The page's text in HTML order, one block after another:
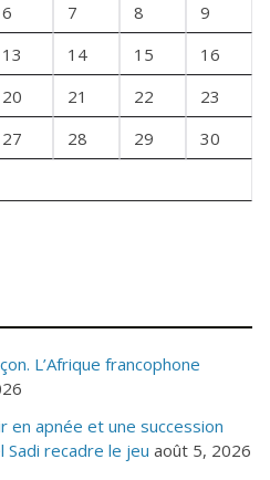
6 7 8
9
13 14 15
16
20 21 22
23
27 28 29
30
L’Afrique francophone
en apnée et une succession
Sadi recadre le jeu août 5, 2026